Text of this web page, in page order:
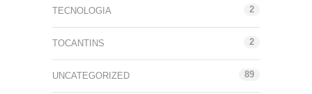
TECNOLOGIA 2
TOCANTINS 2
UNCATEGORIZED 89